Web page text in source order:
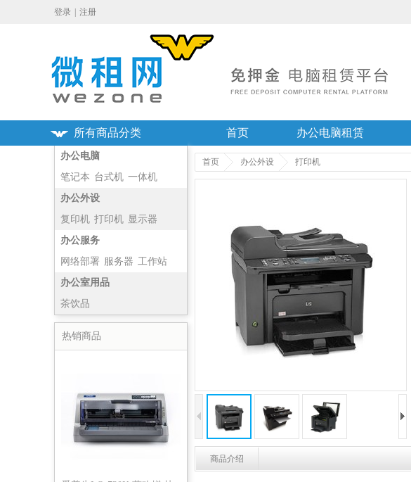
登录 注册
首页 办公电脑租赁
所有商品分类
办公电脑
笔记本 台式机 一体机
主机
办公外设
复印机 打印机 显示器
投影仪
办公服务
网络部署 服务器 工作站
净化器
办公室用品
茶饮品
热销商品
首页 办公外设 打印机
商品介绍